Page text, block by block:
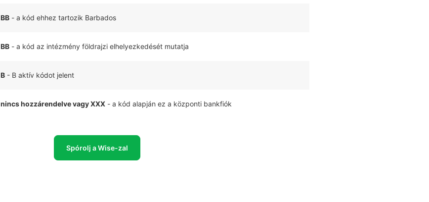
BB - a kód ehhez tartozik Barbados
BB - a kód az intézmény földrajzi elhelyezkedését mutatja
B - B aktív kódot jelent
nincs hozzárendelve vagy XXX - a kód alapján ez a központi bankfiók
Spórolj a Wise-zal